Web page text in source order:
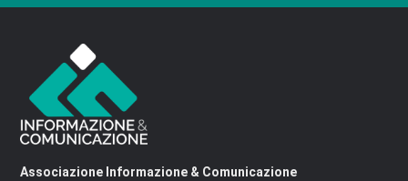
Associazione Informazione & Comunicazione